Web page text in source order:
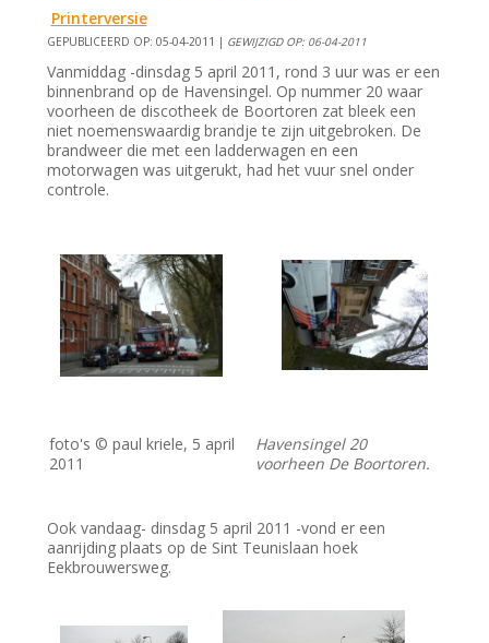
Printerversie
GEPUBLICEERD OP: 05-04-2011 | GEWIJZIGD OP: 06-04-2011
Vanmiddag -dinsdag 5 april 2011, rond 3 uur was er een
binnenbrand op de Havensingel. Op nummer 20 waar
voorheen de discotheek de Boortoren zat bleek een
niet noemenswaardig brandje te zijn uitgebroken. De
brandweer die met een ladderwagen en een
motorwagen was uitgerukt, had het vuur snel onder
controle.
foto's © paul kriele, 5 april
2011
Havensingel 20
voorheen De Boortoren.
Ook vandaag- dinsdag 5 april 2011 -vond er een
aanrijding plaats op de Sint Teunislaan hoek
Eekbrouwersweg.